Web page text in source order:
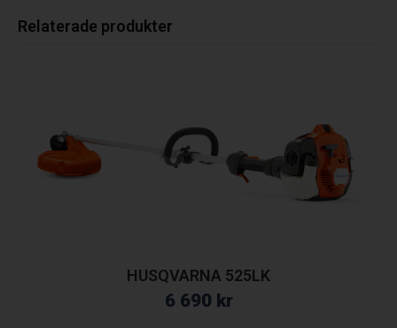
Relaterade produkter
HUSQVARNA 525LK
6 690 kr